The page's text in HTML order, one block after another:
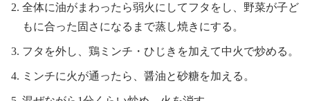
全体に油がまわったら弱火にしてフタをし、野菜が子ど
もに合った固さになるまで蒸し焼きにする。
フタを外し、鶏ミンチ・ひじきを加えて中火で炒める。
ミンチに火が通ったら、醤油と砂糖を加える。